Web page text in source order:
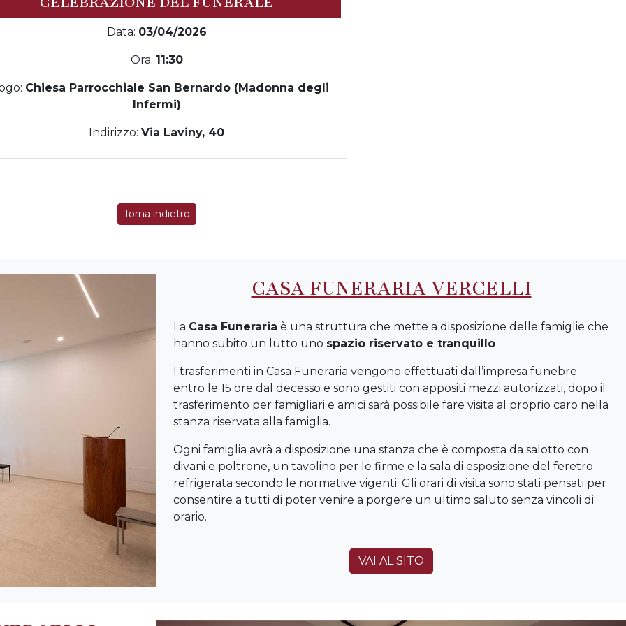
Data: 03/04/2026
Ora: 11:30
Chiesa Parrocchiale San Bernardo (Madonna degli
Infermi)
Indirizzo: Via Laviny, 40
Torna indietro
CASA FUNERARIA VERCELLI
La Casa Funeraria è una struttura che mette a disposizione delle famiglie che
hanno subito un lutto uno spazio riservato e tranquillo .
I trasferimenti in Casa Funeraria vengono effettuati dall’impresa funebre
entro le 15 ore dal decesso e sono gestiti con appositi mezzi autorizzati, dopo il
trasferimento per famigliari e amici sarà possibile fare visita al proprio caro nella
stanza riservata alla famiglia.
Ogni famiglia avrà a disposizione una stanza che è composta da salotto con
divani e poltrone, un tavolino per le firme e la sala di esposizione del feretro
refrigerata secondo le normative vigenti. Gli orari di visita sono stati pensati per
consentire a tutti di poter venire a porgere un ultimo saluto senza vincoli di
orario.
VAI AL SITO